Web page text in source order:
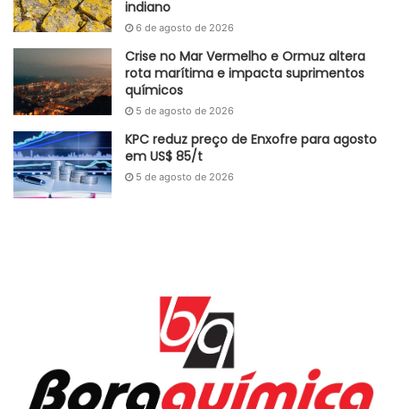
produtos químicos
indiano
6 de agosto de 2026
Crise no Mar Vermelho e Ormuz altera
rota marítima e impacta suprimentos
químicos
5 de agosto de 2026
KPC reduz preço de Enxofre para agosto
em US$ 85/t
5 de agosto de 2026